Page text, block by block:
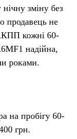
зміну без
продавець не
кожні 60-
надійна,
роками.
на пробігу 60-
грн.